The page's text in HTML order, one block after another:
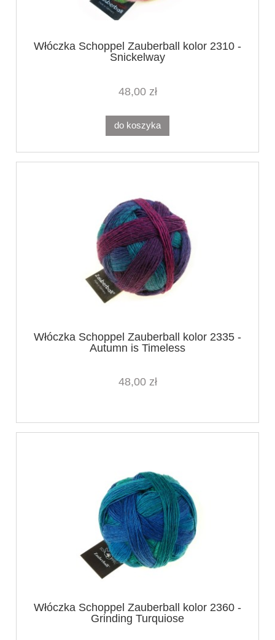
Włóczka Schoppel Zauberball kolor 2310 -
Snickelway
48,00 zł
do koszyka
Włóczka Schoppel Zauberball kolor 2335 -
Autumn is Timeless
48,00 zł
Włóczka Schoppel Zauberball kolor 2360 -
Grinding Turquiose